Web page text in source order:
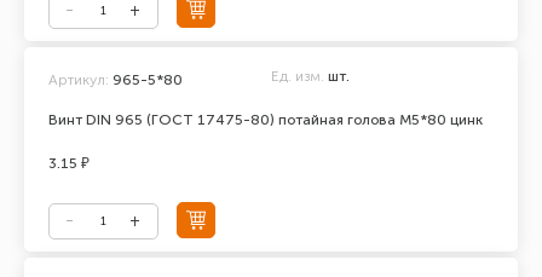
Винт DIN 965 (ГОСТ 17475-80) потайная голова М5*80 цинк
Артикул: 965-5*80 Ед. изм. шт.
3.15 ₽